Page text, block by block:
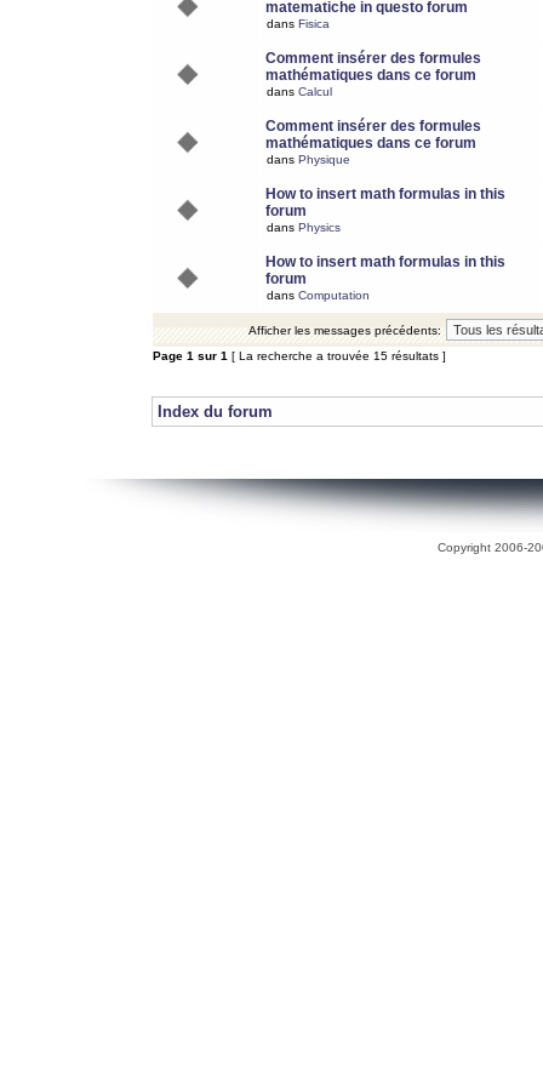
matematiche in questo forum
dans Fisica
Comment insérer des formules
mathématiques dans ce forum
dans Calcul
Comment insérer des formules
mathématiques dans ce forum
dans Physique
How to insert math formulas in this
forum
dans Physics
How to insert math formulas in this
forum
dans Computation
Afficher les messages précédents:
Page 1 sur 1 [ La recherche a trouvée 15 résultats ]
Index du forum
Copyright 2006-